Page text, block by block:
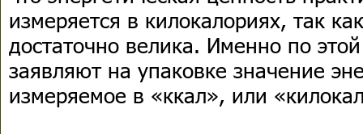
измеряется в килокалориях, так
достаточно велика. Именно по
заявляют на упаковке значение
измеряемое в «ккал», или